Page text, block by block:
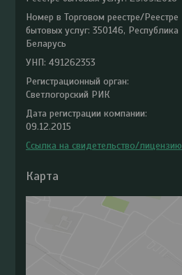
Номер в Торговом реестре/Реестре
бытовых услуг: 350146, Республика
Беларусь
УНП: 491262353
Регистрационный орган:
Светлогорский РИК
Дата регистрации компании:
09.12.2015
Ссылка на свидетельство/лицензию
Карта